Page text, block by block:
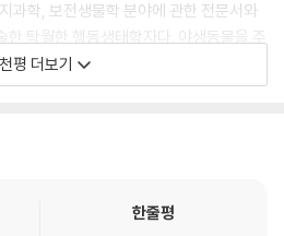
’한다는 말보다 ‘교육’한다는 말을 좋아한
련하는 과정에서 우리가 수행하는 일의 실
나는 훈련이 아니라 인간 세상에서 어떻
여주는 과정이다.
처럼 저마다 개성이 있는 존재라는 것을
럼 저마다 개성이 있으므로 개를 돌보는
로 똑같은 개는 없다. 모든 개, 대부분의
과학, 보전생물학 분야에 관한 전문서와
한 탁월한 행동생태학자다. 야생동물을 주
지크와 함께 지내며 개에 관한 이 멋진 책
개를 관찰해보길 바란다. 내 반려견이 행
수)
과학책이다. 책을 읽으면서 많이 울었다.
평 더보기
한줄평